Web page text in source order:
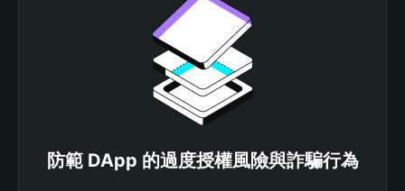
防範 DApp 的過度授權風險與詐騙行為